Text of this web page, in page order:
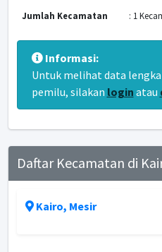
Jumlah Kecamatan : 1
Informasi:
Untuk melihat data
pemilu, silakan login atau
Daftar Kecamatan di
Kairo, Mesir